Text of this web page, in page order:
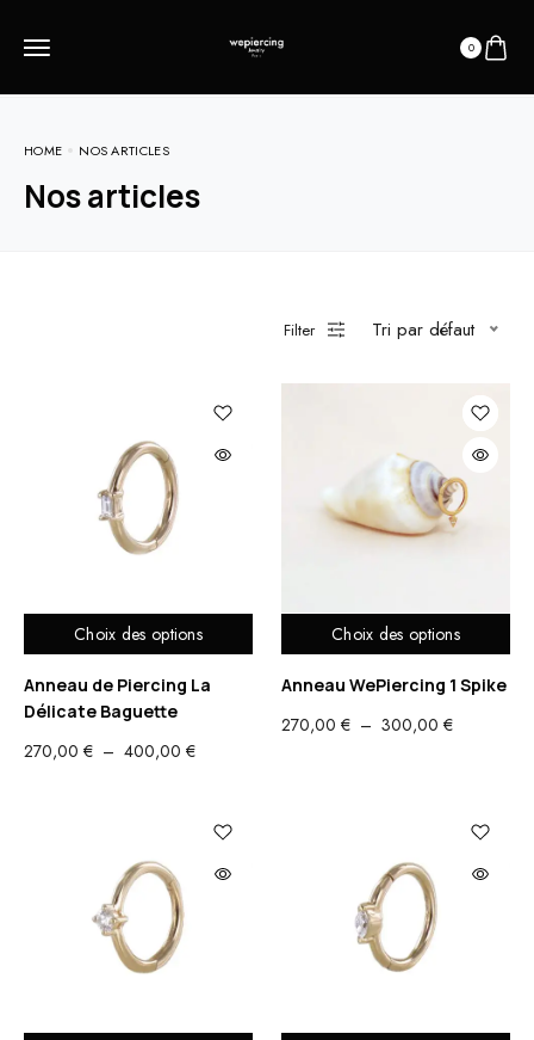
0
HOME NOS ARTICLES
Nos articles
Filter Tri par défaut
Choix des options
Anneau de Piercing La
Délicate Baguette
270,00 € – 400,00 €PLAGE
270,00 €
Choix des options
Anneau WePiercing 1 Spike
270,00 € – 300,00 €PLAGE
300,00 €